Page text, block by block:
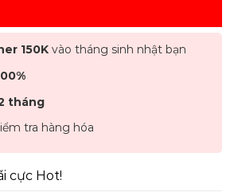
150Kvào tháng sinh nhật bạn
tháng
tra hàng hóa
cực Hot!